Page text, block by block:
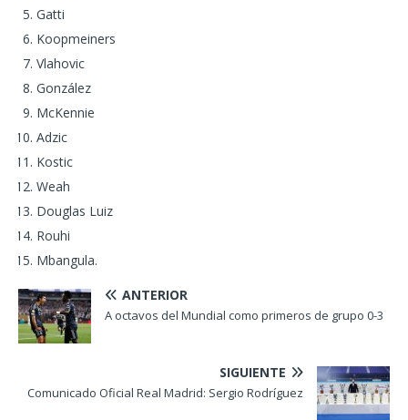
Gatti
Koopmeiners
Vlahovic
González
McKennie
Adzic
Kostic
Weah
Douglas Luiz
Rouhi
Mbangula.
ANTERIOR
A octavos del Mundial como primeros de grupo 0-3
SIGUIENTE
Comunicado Oficial Real Madrid: Sergio Rodríguez